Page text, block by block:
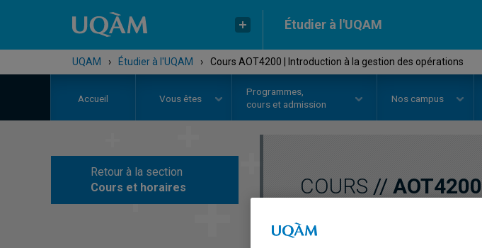
Étudier à l'UQAM
UQAM › Étudier à l'UQAM › Cours AOT4200 | Introduction à la gestion des opérations
Accueil Vous êtes
Programmes,
cours et admission
Nos campus
Retour à la section
Cours et horaires
COURS // AOT4200